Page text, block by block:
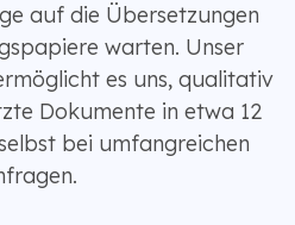
auf die Übersetzungen
warten. Unser
es uns, qualitativ
Dokumente in etwa 12
bei umfangreichen